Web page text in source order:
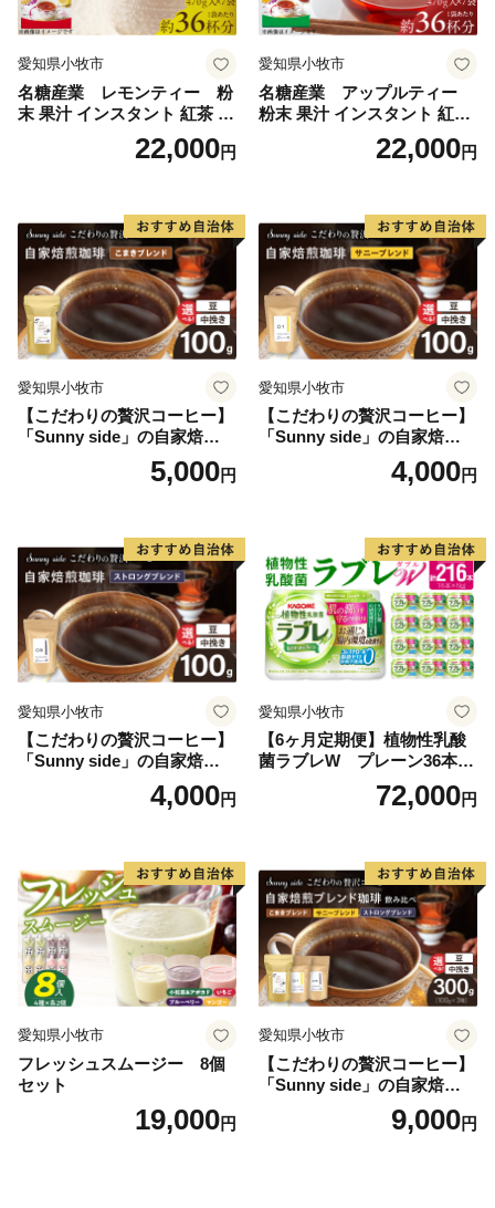
愛知県小牧市
名糖産業 レモンティー 粉
末 果汁 インスタント 紅茶 ビ
タミンC 袋 ロングセラー 粉
末飲料 粉末茶 簡単 手軽 ホッ
22,000円
愛知県小牧市
名糖産業 アップルティー
粉末 果汁 インスタント 紅茶
ティー ビタミンC 袋 ロング
セラー 粉末飲料 粉末茶 簡単
22,000円
愛知県小牧市
【こだわりの贅沢コーヒー】
「Sunny side」の自家焙煎珈
琲こまきブレンド（100g）
5,000円
愛知県小牧市
【こだわりの贅沢コーヒー】
「Sunny side」の自家焙煎珈
琲サニーブレンド（100g）
4,000円
愛知県小牧市
【こだわりの贅沢コーヒー】
「Sunny side」の自家焙煎珈
琲ストロングブレンド（100
4,000円
愛知県小牧市
【6ヶ月定期便】植物性乳酸
菌ラブレW プレーン36本
72,000円
愛知県小牧市
フレッシュスムージー 8個
セット
19,000円
愛知県小牧市
【こだわりの贅沢コーヒー】
「Sunny side」の自家焙煎珈
琲ブレンド珈琲飲み比べセッ
9,000円